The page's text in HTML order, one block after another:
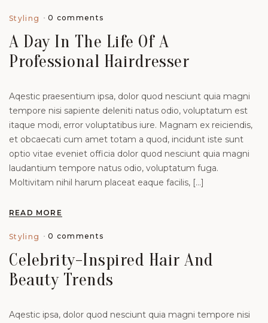
Styling 0 comments
A Day In The Life Of A
Professional Hairdresser
Aqestic praesentium ipsa, dolor quod nesciunt quia magni
tempore nisi sapiente deleniti natus odio, voluptatum est
itaque modi, error voluptatibus iure. Magnam ex reiciendis,
et obcaecati cum amet totam a quod, incidunt iste sunt
optio vitae eveniet officia dolor quod nesciunt quia magni
laudantium tempore natus odio, voluptatum fuga.
Moltivitam nihil harum placeat eaque facilis, […]
READ MORE
Styling 0 comments
Celebrity-Inspired Hair And
Beauty Trends
Aqestic ipsa, dolor quod nesciunt quia magni tempore nisi